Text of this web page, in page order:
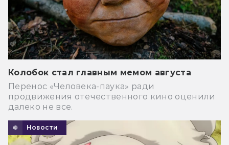
Колобок стал главным мемом августа
Перенос «Человека-паука» ради
продвижения отечественного кино оценили
далеко не все.
Новости